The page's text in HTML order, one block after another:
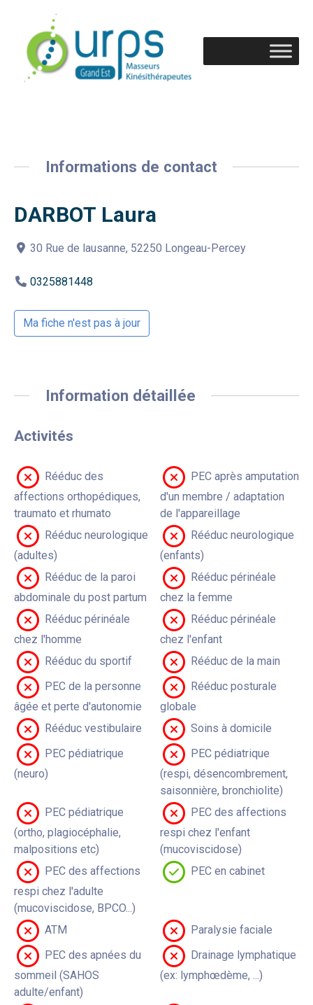
Informations de contact
DARBOT Laura
30 Rue de lausanne, 52250 Longeau-Percey
0325881448
Ma fiche n'est pas à jour
Information détaillée
Activités
Rééduc des
affections orthopédiques,
traumato et rhumato
PEC après amputation
d'un membre / adaptation
de l'appareillage
Rééduc neurologique
(adultes)
Rééduc neurologique
(enfants)
Rééduc de la paroi
abdominale du post partum
Rééduc périnéale
chez la femme
Rééduc périnéale
chez l'homme
Rééduc périnéale
chez l'enfant
Rééduc du sportif
Rééduc de la main
PEC de la personne
âgée et perte d'autonomie
Rééduc posturale
globale
Rééduc vestibulaire
Soins à domicile
PEC pédiatrique
(neuro)
PEC pédiatrique
(respi, désencombrement,
saisonnière, bronchiolite)
PEC pédiatrique
(ortho, plagiocéphalie,
malpositions etc)
PEC des affections
respi chez l'enfant
(mucoviscidose)
PEC des affections
respi chez l'adulte
(mucoviscidose, BPCO...)
PEC en cabinet
ATM
Paralysie faciale
PEC des apnées du
sommeil (SAHOS
adulte/enfant)
Drainage lymphatique
(ex: lymphœdème, ...)